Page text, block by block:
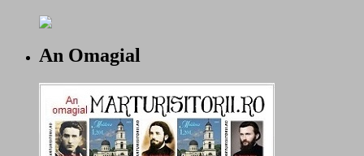
An Omagial